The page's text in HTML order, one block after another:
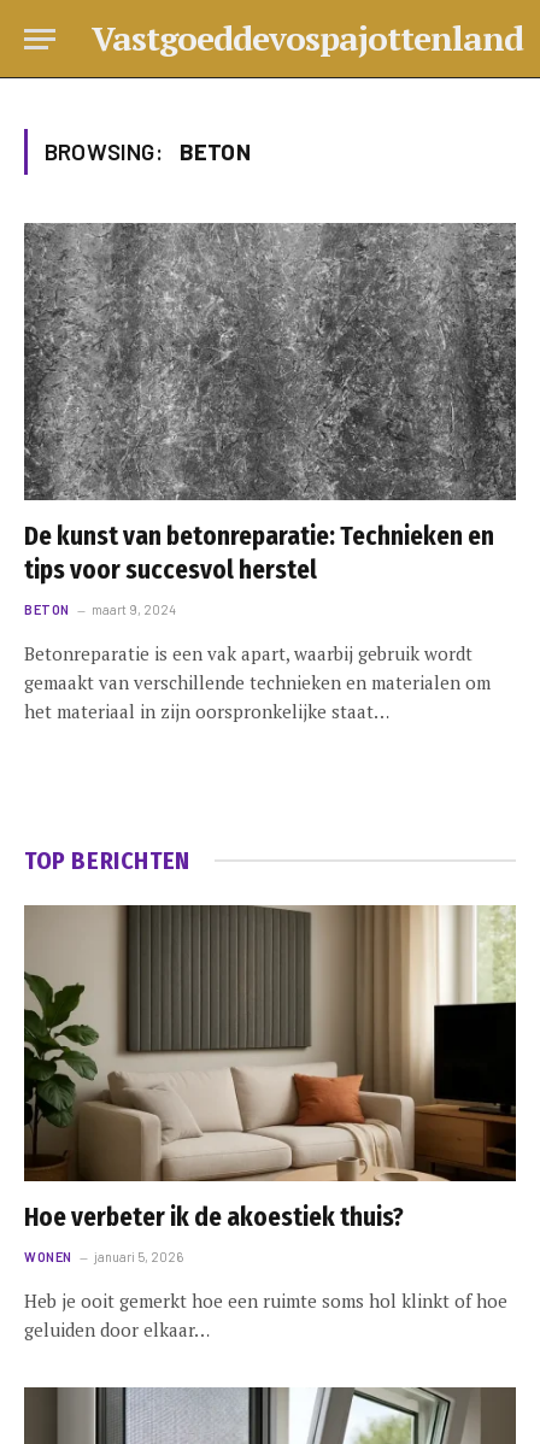
Vastgoeddevospajottenland
BROWSING: BETON
De kunst van betonreparatie: Technieken en
tips voor succesvol herstel
BETON maart 9, 2024
Betonreparatie is een vak apart, waarbij gebruik wordt
gemaakt van verschillende technieken en materialen om
het materiaal in zijn oorspronkelijke staat…
TOP BERICHTEN
Hoe verbeter ik de akoestiek thuis?
WONEN januari 5, 2026
Heb je ooit gemerkt hoe een ruimte soms hol klinkt of hoe
geluiden door elkaar…